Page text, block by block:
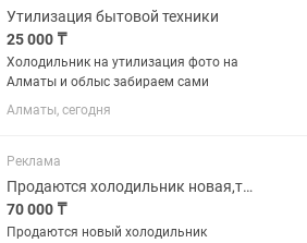
Утилизация бытовой техники
25 000 ₸
Холодильник на утилизация фото на
Алматы и облыс забираем сами
Алматы, сегодня
Реклама
Продаются холодильник новая,торг есть,саудасы бар,накты алатын клиентке.
70 000 ₸
Продаются новый холодильник